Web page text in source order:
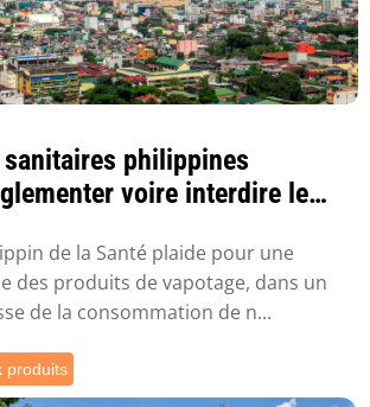
philippines
voire interdire le
de la Santé plaide pour une
des produits de vapotage, dans un
de la consommation de n...
produits